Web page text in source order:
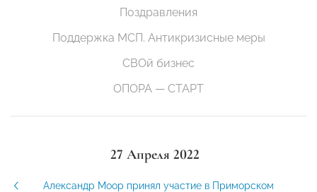
Поздравления
Поддержка МСП. Антикризисные меры
СВОй бизнес
ОПОРА — СТАРТ
27 Апреля 2022
Александр Моор принял участие в Приморском